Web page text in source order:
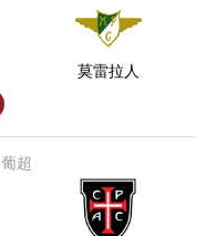
莫雷拉人
葡超